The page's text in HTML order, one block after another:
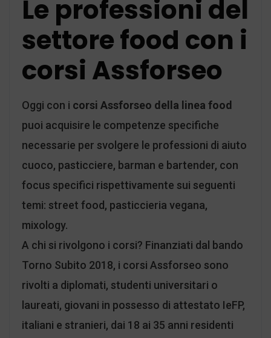
Le professioni del
settore food con i
corsi Assforseo
Oggi con i corsi Assforseo della linea food
puoi acquisire le competenze specifiche
necessarie per svolgere le professioni di aiuto
cuoco, pasticciere, barman e bartender, con
focus specifici rispettivamente sui seguenti
temi: street food, pasticcieria vegana,
mixology.
A chi si rivolgono i corsi? Finanziati dal bando
Torno Subito 2018, i corsi Assforseo sono
rivolti a diplomati, studenti universitari o
laureati, giovani in possesso di attestato IeFP,
italiani e stranieri, dai 18 ai 35 anni residenti